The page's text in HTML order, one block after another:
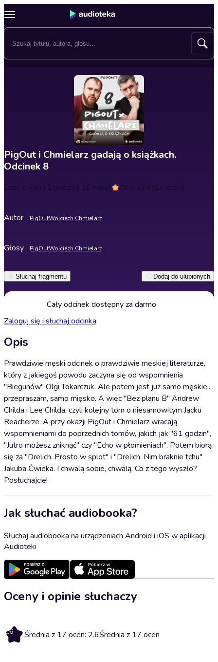
PigOut i Chmielarz gadają o książkach.
Odcinek 8
Czas trwania1 godzina 16 minut Ocena2.6(17 ocen)
Autor PigOutWojciech Chmielarz
Głosy PigOutWojciech Chmielarz
Słuchaj fragmentu Dodaj do ulubionych
Cały odcinek dostępny za darmo
Zaloguj się i słuchaj odcinka
Opis
Prawdziwie męski odcinek o prawdziwie męskiej literaturze,
który z jakiegoś powodu zaczyna się od wspomnienia
"Biegunów" Olgi Tokarczuk. Ale potem jest już samo męskie...
przepraszam, samo mięsko. A więc "Bez planu B" Andrew
Childa i Lee Childa, czyli kolejny tom o niesamowitym Jacku
Reacherze. A przy okazji PigOut i Chmielarz wracają
wspomnieniami do poprzednich tomów, jakich jak "61 godzin",
"Jutro możesz zniknąć" czy "Echo w płomieniach". Potem biorą
się za "Drelich. Prosto w splot" i "Drelich. Nim braknie tchu"
Jakuba Ćwieka. I chwalą sobie, chwalą. Co z tego wyszło?
Posłuchajcie!
Jak słuchać audiobooka?
Słuchaj audiobooka na urządzeniach Android i iOS w aplikacji
Audioteki
Oceny i opinie słuchaczy
2.6 Średnia z 17 ocen: 2.6Średnia z 17 ocen